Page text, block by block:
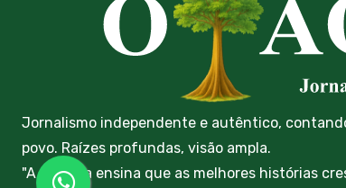
Jornalismo independente e autêntico,
povo. Raízes profundas, visão ampla.
"A floresta ensina que as melhores histórias